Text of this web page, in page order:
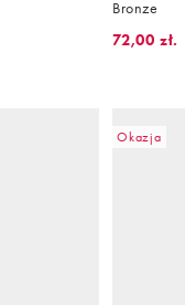
Bronze
72,00 zł.
Okazja